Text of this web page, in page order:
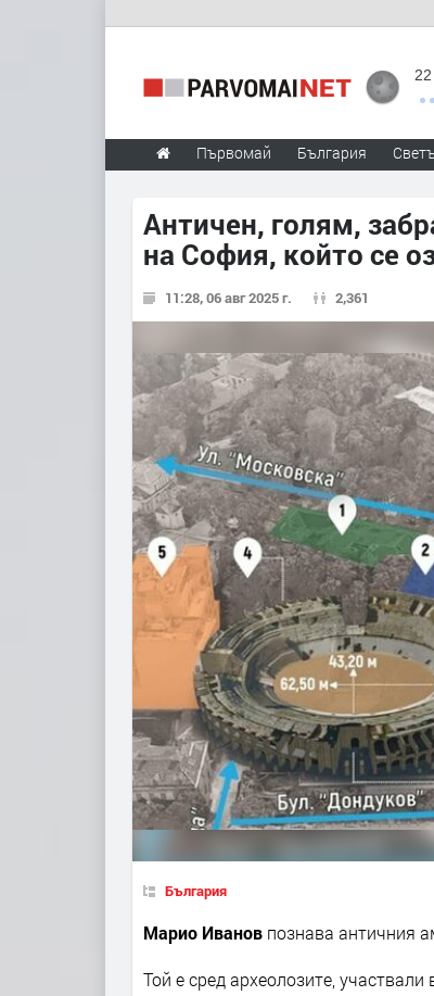
22
Първомай България
Античен, голям,
на София, който се
11:28, 06 авг 2025 г. 2,361
България
Марио Иванов познава античния
Той е сред археолозите,